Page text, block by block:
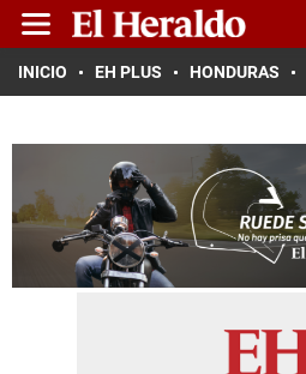
INICIO EH PLUS HONDURAS